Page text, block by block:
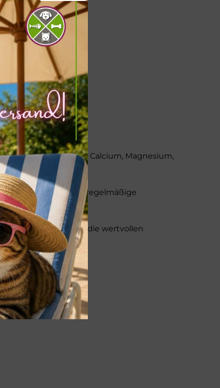
und sind reich an Calcium, Magnesium,
ist eine sinnvolle, regelmäßige
gegart, so bleiben die wertvollen
zugesetzt werden.